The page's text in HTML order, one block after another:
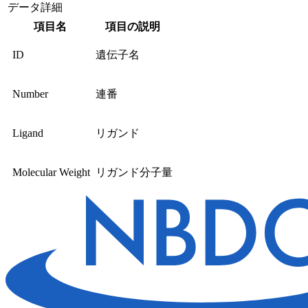
データ詳細
項目名
項目の説明
ID 遺伝子名
Number 連番
Ligand リガンド
Molecular Weight リガンド分子量